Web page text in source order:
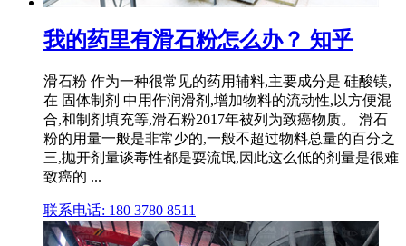
我的药里有滑石粉怎么办？ 知乎
滑石粉 作为一种很常见的药用辅料,主要成分是 硅酸镁,
在 固体制剂 中用作润滑剂,增加物料的流动性,以方便混
合,和制剂填充等,滑石粉2017年被列为致癌物质。 滑石
粉的用量一般是非常少的,一般不超过物料总量的百分之
三,抛开剂量谈毒性都是耍流氓,因此这么低的剂量是很难
致癌的 ...
联系电话: 180 3780 8511